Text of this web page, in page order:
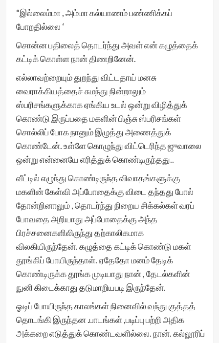
“இல்லைம்மா , அம்மா கல்யாணம் பண்ணிக்கப்
போறதில்லை ‘
சொன்ன பதிலைத் தொடர்ந்து அவள் என் கழுத்தைக்
கட்டிக் கொள்ள நான் திணறினேன்.
எல்லாவற்றையும் துறந்து விட்டதாய் மனசு
வைராக்கியத்தைச் சுமந்து நின்றாலும்
ஸ்பரிசங்களுக்காக ஏங்கிய உடல் ஒன்று விழித்துக்
கொண்டு இருப்பதை மகளின் பிஞ்சு ஸ்பரிசங்கள்
சொல்லிப் போக நானும் இழுத்து அணைத்துக்
கொண்டேன். உள்ளே கொழுந்து விட்டெரிந்த ஜுவாலை
ஒன்று என்னையே எரித்துக் கொண்டிருந்தது..
வீட்டில் எழுந்து கொண்டிருந்த விவாதங்களுக்கு
மகளின் கேள்வி அப்போதைக்கு விடை தந்தது போல்
தோன்றினாலும் , தொடர்ந்து நிறைய சிக்கல்கள் வரப்
போவதை அறியாது அப்போதைக்கு அந்த
பிரச்சனைகளிலிருந்து தற்காலிகமாக
விலகியிருந்தேன். கழுத்தை கட்டிக் கொண்டு மகள்
தூங்கிப் போயிருந்தாள். ஏதேதோ மனம் தேடிக்
கொண்டிருக்க தூங்க முடியாது நான் , தேடல்களின்
நுனி கிடைக்காது தடுமாறியபடி இருந்தேன்.
ஓடிப் போயிருந்த காலங்கள் நினைவில் வந்து குத்தத்
தொடங்கி இருந்தன .பாடங்கள் ,படிப்பு பற்றி அதிக
அக்கறை எடுத்துக் கொண்டவளில்லை. நான். கல்லூரிப்